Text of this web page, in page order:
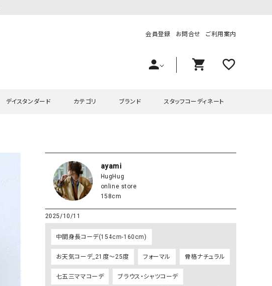
会員登録 お問合せ ご利用案内
person shopping_cart favorite_outline
デイスタンダード
チュニック
ロング・マキシ丈
その他スカート
カテゴリ
ワンピース・チュニック
サロペット・オーバーオール
スカート
ブランド
ラッピンナイン/アンジェリコルーチェ
hagumu（ハグム）
her.（ハードット）
and quarter（アンドクウォーター） HUMS（ハムズ）
day standard（デイスタンダード） 10t'ena (トテナ)
スタッフコーディネート
ayami
HugHug
online store
158cm
2025/10/11
中間身長コーデ(154cm-160cm)
お天気コーデ_21度～25度 フォーマル 骨格ナチュラル
七五三ママコーデ ブラウス・シャツコーデ